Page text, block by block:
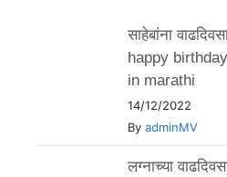
साहेबांना
happy
in marathi
14/12/2022
By adminMV
लग्नाच्या